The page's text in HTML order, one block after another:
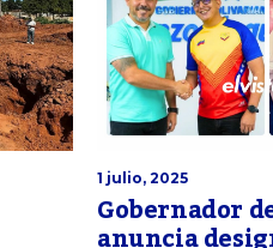
1 julio, 2025
Gobernador